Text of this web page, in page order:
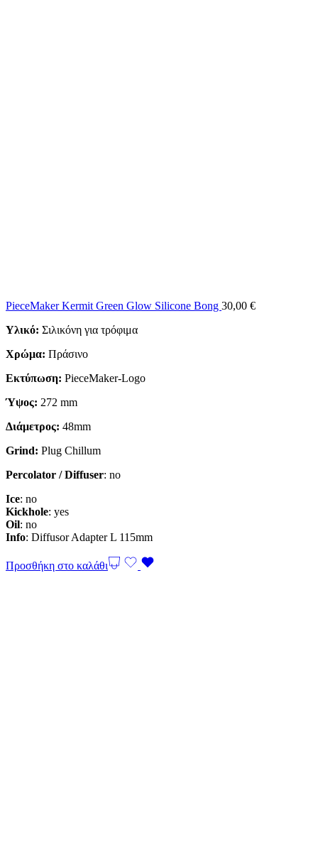
PieceMaker Kermit Green Glow Silicone Bong 30,00 €
Υλικό: Σιλικόνη για τρόφιμα
Χρώμα: Πράσινο
Εκτύπωση: PieceMaker-Logo
Ύψος: 272 mm
Διάμετρος: 48mm
Grind: Plug Chillum
Percolator / Diffuser: no
Ice: no
Kickhole: yes
Oil: no
Info: Diffusor Adapter L 115mm
Προσθήκη στο καλάθι